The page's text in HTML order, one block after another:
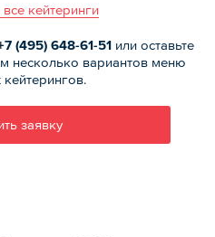
кейтеринги
(495) 648-61-51или оставьте
несколько вариантов меню
заявку